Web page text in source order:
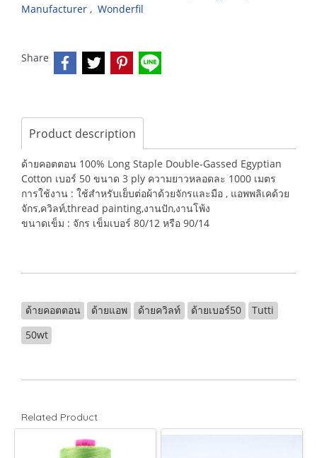
Manufacturer , Wonderfil
Share
Product description
ด้ายคอตตอน 100% Long Staple Double-Gassed Egyptian
Cotton เบอร์ 50 ขนาด 3 ply ความยาวหลอดละ 1000 เมตร
การใช้งาน : ใช้สำหรับเย็บต่อผ้าด้วยจักรและมือ , แอพพลิเคด้วย
จักร,ควิลท์,thread painting,งานปัก,งานโพ้ง
ขนาดเข็ม : จักร เข็มเบอร์ 80/12 หรือ 90/14
ด้ายคอตตอน ด้ายแอพ ด้ายควิลท์ ด้ายเบอร์50
Tutti
50wt
Related Product